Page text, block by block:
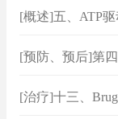
[概述]五、ATP
[预防、预后]第
[治疗]十三、